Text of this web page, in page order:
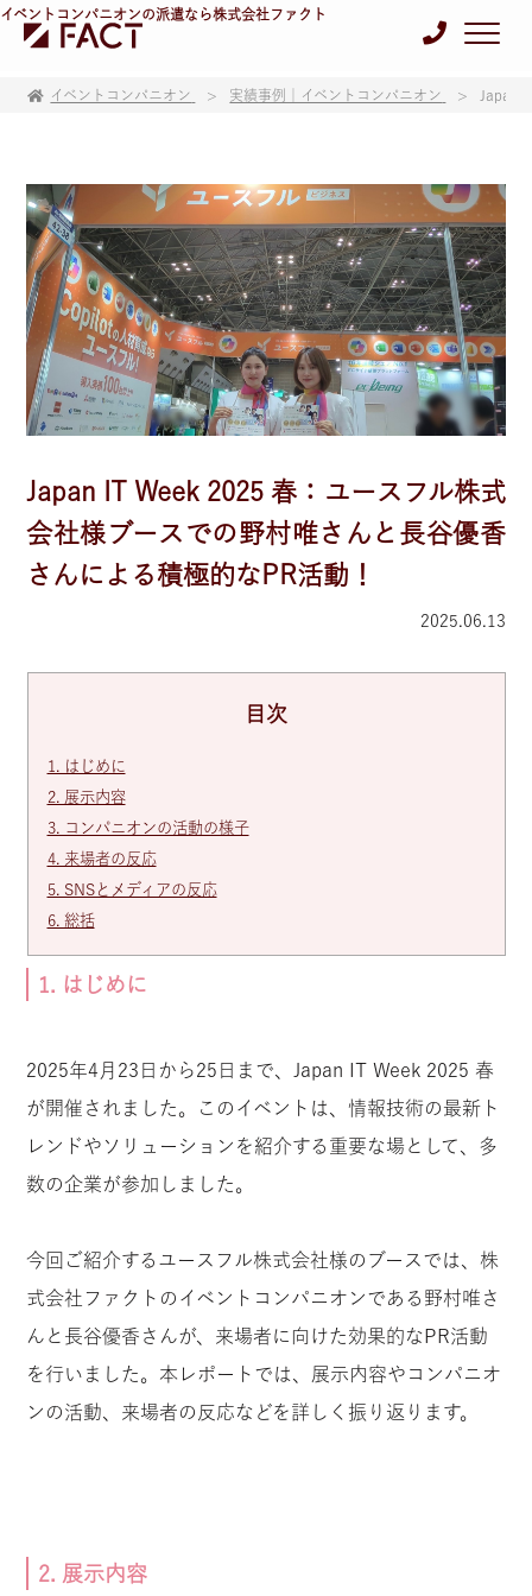
イベントコンパニオンの派遣なら株式会社ファクト
イベントコンパニオン 実績事例｜イベントコンパニオン Japan
Japan IT Week 2025 春：ユースフル株式
会社様ブースでの野村唯さんと長谷優香
さんによる積極的なPR活動！
2025.06.13
目次
1. はじめに
2. 展示内容
3. コンパニオンの活動の様子
4. 来場者の反応
5. SNSとメディアの反応
6. 総括
1. はじめに
2025年4月23日から25日まで、Japan IT Week 2025 春
が開催されました。このイベントは、情報技術の最新ト
レンドやソリューションを紹介する重要な場として、多
数の企業が参加しました。
今回ご紹介するユースフル株式会社様のブースでは、株
式会社ファクトのイベントコンパニオンである野村唯さ
んと長谷優香さんが、来場者に向けた効果的なPR活動
を行いました。本レポートでは、展示内容やコンパニオ
ンの活動、来場者の反応などを詳しく振り返ります。
2. 展示内容